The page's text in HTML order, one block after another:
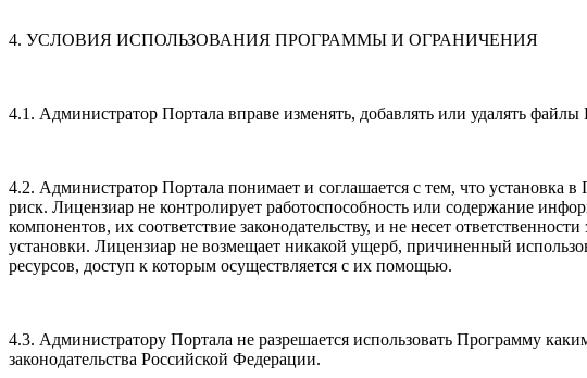
4. УСЛОВИЯ ИСПОЛЬЗОВАНИЯ ПРОГРАММЫ И ОГРАНИЧЕНИЯ
4.1. Администратор Портала вправе изменять, добавлять или удалять
4.2. Администратор Портала понимает и соглашается с тем, что установка
риск. Лицензиар не контролирует работоспособность или содержание
компонентов, их соответствие законодательству, и не несет
установки. Лицензиар не возмещает никакой ущерб, причиненный
ресурсов, доступ к которым осуществляется с их помощью.
4.3. Администратору Портала не разрешается использовать Программу
законодательства Российской Федерации.